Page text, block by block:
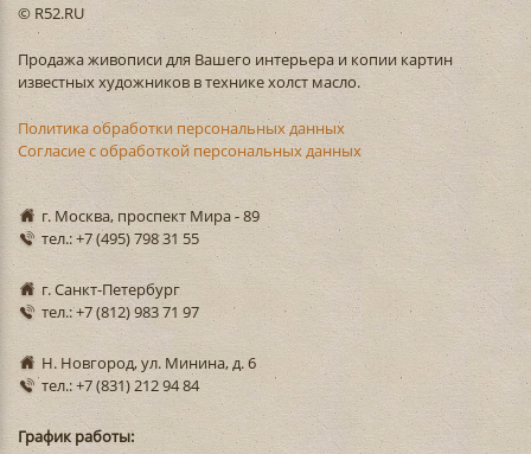
© R52.RU
Продажа живописи для Вашего интерьера и копии картин
известных художников в технике холст масло.
Политика обработки персональных данных
Согласие с обработкой персональных данных
г. Москва, проспект Мира - 89
тел.: +7 (495) 798 31 55
г. Санкт-Петербург
тел.: +7 (812) 983 71 97
Н. Новгород, ул. Минина, д. 6
тел.: +7 (831) 212 94 84
График работы: